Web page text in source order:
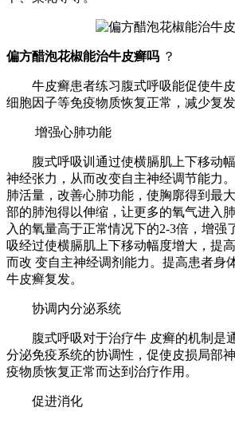
偏方醋泡花椒能治牛皮癣吗 ？
牛皮癣患者练习腹式呼吸能促使牛皮
细胞因子等免疫物质恢复正常，减少复发
增强心肺功能
腹式呼吸训通过使横膈肌上下移动幅
神经张力，从而改变自主神经调节能力
肺活量，改善心肺功能，使胸廓得到最
部的肺泡得以伸缩，让更多的氧气进入
入的氧量高于正常情况下的2-3倍，增强
吸经过使横膈肌上下移动幅度增大，提
而改 变自主神经调剂能力。提高患者身
牛皮癣复发。
协调内分泌系统
腹式呼吸对于治疗牛 皮癣的机制是
分泌免疫系统的协调性，促使皮损局部
疫物质恢复正常而达到治疗作用。
促进消化